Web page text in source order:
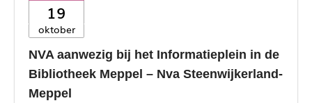
19
oktober
NVA aanwezig bij het Informatieplein in de
Bibliotheek Meppel – Nva Steenwijkerland-
Meppel